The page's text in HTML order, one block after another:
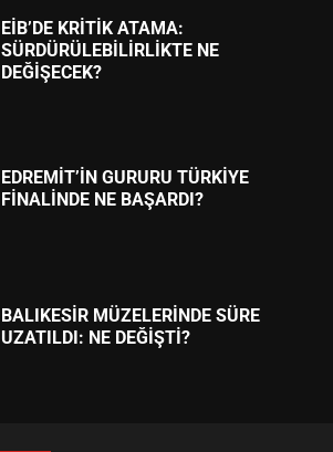
EİB’DE KRİTİK ATAMA:
SÜRDÜRÜLEBİLİRLİKTE NE
DEĞİŞECEK?
EDREMİT’İN GURURU TÜRKİYE
FİNALİNDE NE BAŞARDI?
BALIKESİR MÜZELERİNDE SÜRE
UZATILDI: NE DEĞİŞTİ?